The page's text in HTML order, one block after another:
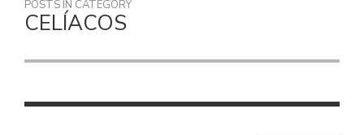
POSTS IN CATEGORY
CELÍACOS